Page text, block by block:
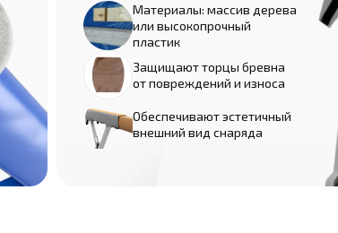
Материалы: массив дерева
или высокопрочный
пластик
Защищают торцы бревна
от повреждений и износа
Обеспечивают эстетичный
внешний вид снаряда